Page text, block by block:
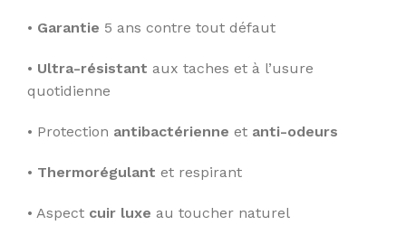
• Garantie 5 ans contre tout défaut
• Ultra-résistant aux taches et à l’usure
quotidienne
• Protection antibactérienne et anti-odeurs
• Thermorégulant et respirant
• Aspect cuir luxe au toucher naturel